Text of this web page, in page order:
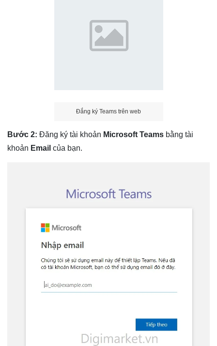
Đắng ký Teams trên web
Bước 2: Đăng ký tài khoản Microsoft Teams bằng tài
khoản Email của bạn.